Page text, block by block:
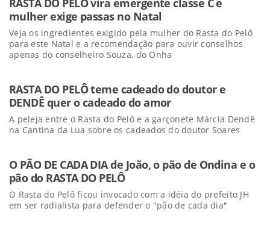
RASTA DO PELÔ vira emergente classe C e
mulher exige passas no Natal
Veja os ingredientes exigido pela mulher do Rasta do Pelô
para este Natal e a recomendação para ouvir conselhos
apenas do conselheiro Souza, do Onha
RASTA DO PELÔ teme cadeado do doutor e
DENDÊ quer o cadeado do amor
A peleja entre o Rasta do Pelô e a garçonete Márcia Dendê
na Cantina da Lua sobre os cadeados do doutor Soares
O PÃO DE CADA DIA de João, o pão de Ondina e o
pão do RASTA DO PELÔ
O Rasta do Pelô ficou invocado com a idéia do prefeito JH
em ser radialista para defender o "pão de cada dia"